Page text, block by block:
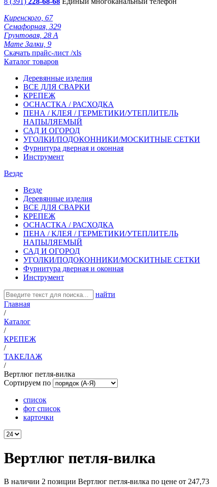
Киренского, 67
Семафорная, 329
Грунтовая, 28 А
Мате Залки, 9
Скачать прайс-лист /xls
Каталог товаров
Деревянные изделия
ВСЕ ДЛЯ СВАРКИ
КРЕПЕЖ
ОСНАСТКА / РАСХОДКА
ПЕНА / КЛЕЯ / ГЕРМЕТИКИ/УТЕПЛИТЕЛЬ
НАПЫЛЯЕМЫЙ
САД И ОГОРОД
УГОЛКИ/ПОДОКОННИКИ/МОСКИТНЫЕ СЕТКИ
Фурнитура дверная и оконная
Инструмент
Везде
Везде
Деревянные изделия
ВСЕ ДЛЯ СВАРКИ
КРЕПЕЖ
ОСНАСТКА / РАСХОДКА
ПЕНА / КЛЕЯ / ГЕРМЕТИКИ/УТЕПЛИТЕЛЬ
НАПЫЛЯЕМЫЙ
САД И ОГОРОД
УГОЛКИ/ПОДОКОННИКИ/МОСКИТНЫЕ СЕТКИ
Фурнитура дверная и оконная
Инструмент
найти
Главная
/
Каталог
/
КРЕПЕЖ
/
ТАКЕЛАЖ
/
Вертлюг петля-вилка
Сортируем по
список
фот список
карточки
Вертлюг петля-вилка
В наличии 2 позиции Вертлюг петля-вилка по цене от 247,73